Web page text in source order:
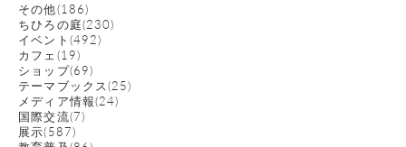
その他(186)
ちひろの庭(230)
イベント(492)
カフェ(19)
ショップ(69)
テーマブックス(25)
メディア情報(24)
国際交流(7)
展示(587)